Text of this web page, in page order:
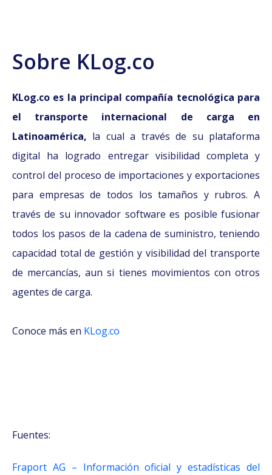
Sobre KLog.co
KLog.co es la principal compañía tecnológica para
el transporte internacional de carga en
Latinoamérica, la cual a través de su plataforma
digital ha logrado entregar visibilidad completa y
control del proceso de importaciones y exportaciones
para empresas de todos los tamaños y rubros. A
través de su innovador software es posible fusionar
todos los pasos de la cadena de suministro, teniendo
capacidad total de gestión y visibilidad del transporte
de mercancías, aun si tienes movimientos con otros
agentes de carga.
Conoce más en KLog.co
Fuentes:
Fraport AG – Información oficial y estadísticas del